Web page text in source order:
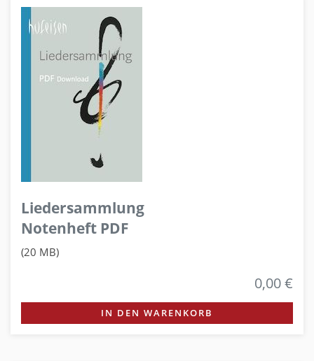
Liedersammlung
Notenheft PDF
(20 MB)
0,00 €
IN DEN WARENKORB